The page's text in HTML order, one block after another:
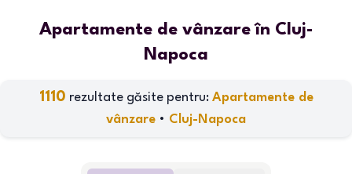
Apartamente de vânzare în Cluj-
Napoca
1110 rezultate găsite pentru: Apartamente de
vânzare • Cluj-Napoca